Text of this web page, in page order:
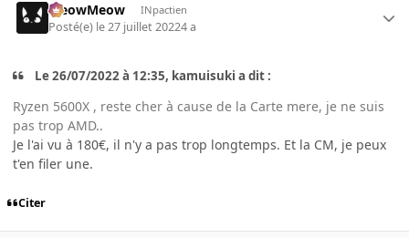
MeowMeow INpactien
Posté(e) le 27 juillet 20224 a
Le 26/07/2022 à 12:35, kamuisuki a dit :
Ryzen 5600X , reste cher à cause de la Carte mere, je ne suis
pas trop AMD..
Je l'ai vu à 180€, il n'y a pas trop longtemps. Et la CM, je peux
t'en filer une.
Citer